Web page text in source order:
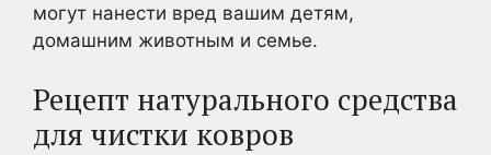
могут нанести вред вашим детям,
домашним животным и семье.
Рецепт натурального средства
для чистки ковров